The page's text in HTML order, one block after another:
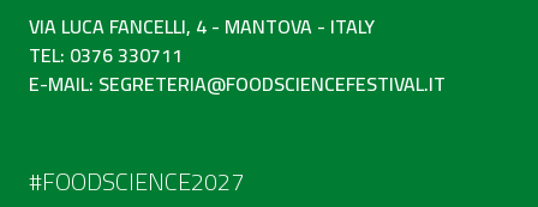
VIA LUCA FANCELLI, 4 - MANTOVA - ITALY
TEL: 0376 330711
E-MAIL: SEGRETERIA@FOODSCIENCEFESTIVAL.IT
#FOODSCIENCE2027